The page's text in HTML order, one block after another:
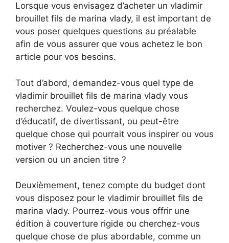
Lorsque vous envisagez d’acheter un vladimir
brouillet fils de marina vlady, il est important de
vous poser quelques questions au préalable
afin de vous assurer que vous achetez le bon
article pour vos besoins.
Tout d’abord, demandez-vous quel type de
vladimir brouillet fils de marina vlady vous
recherchez. Voulez-vous quelque chose
d’éducatif, de divertissant, ou peut-être
quelque chose qui pourrait vous inspirer ou vous
motiver ? Recherchez-vous une nouvelle
version ou un ancien titre ?
Deuxièmement, tenez compte du budget dont
vous disposez pour le vladimir brouillet fils de
marina vlady. Pourrez-vous vous offrir une
édition à couverture rigide ou cherchez-vous
quelque chose de plus abordable, comme un